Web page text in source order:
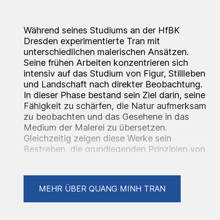
Während seines Studiums an der HfBK
Dresden experimentierte Tran mit
unterschiedlichen malerischen Ansätzen.
Seine frühen Arbeiten konzentrieren sich
intensiv auf das Studium von Figur, Stillleben
und Landschaft nach direkter Beobachtung.
In dieser Phase bestand sein Ziel darin, seine
Fähigkeit zu schärfen, die Natur aufmerksam
zu beobachten und das Gesehene in das
Medium der Malerei zu übersetzen.
Gleichzeitig zeigen diese Werke sein
Bestreben, die grundlegenden Prinzipien von
der Dresdner Maltradition geprägt, ebenso
wie von britischen modernen Malern wie
Frank Auerbach und Leon Kossoff sowie von
MEHR ÜBER QUANG MINH TRAN